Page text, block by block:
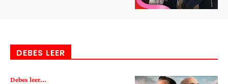
DEBES LEER
Debes leer...